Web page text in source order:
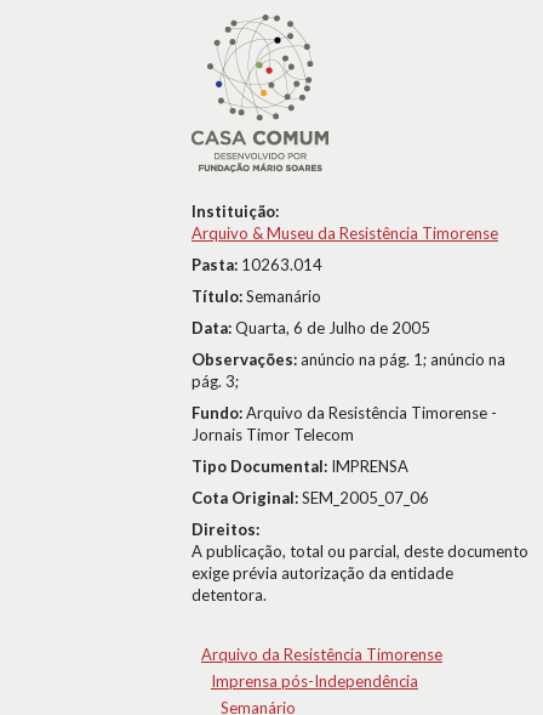
Instituição:
Arquivo & Museu da Resistência Timorense
Pasta: 10263.014
Título:Semanário
Data:Quarta, 6 de Julho de 2005
Observações:anúncio na pág. 1; anúncio na
pág. 3;
Fundo:Arquivo da Resistência Timorense -
Jornais Timor Telecom
Tipo Documental: IMPRENSA
Cota Original:SEM_2005_07_06
Direitos:
A publicação, total ou parcial, deste documento
exige prévia autorização da entidade
detentora.
Arquivo da Resistência Timorense
Imprensa pós-Independência
Semanário